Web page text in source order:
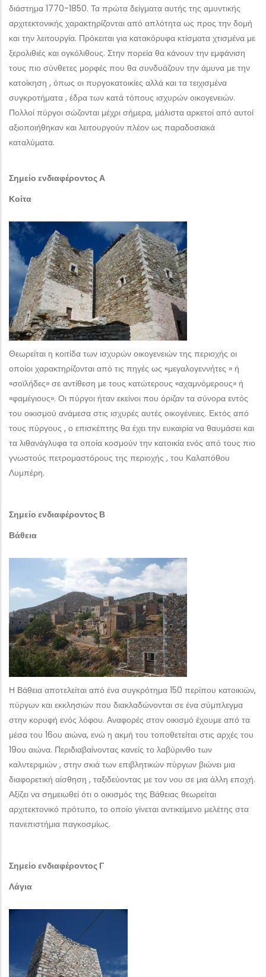
διάστημα 1770-1850. Τα πρώτα δείγματα αυτής της αμυντικής
αρχιτεκτονικής χαρακτηρίζονται από απλότητα ως προς την δομή
και την λειτουργία. Πρόκειται για κατακόρυφα κτίσματα χτισμένα με
ξερολιθιές και ογκόλιθους. Στην πορεία θα κάνουν την εμφάνιση
τους πιο σύνθετες μορφές που θα συνδυάζουν την άμυνα με την
κατοίκηση , όπως οι πυργοκατοικίες αλλά και τα τειχισμένα
συγκροτήματα , έδρα των κατά τόπους ισχυρών οικογενειών.
Πολλοί πύργοι σώζονται μέχρι σήμερα, μάλιστα αρκετοί από αυτοί
αξιοποιήθηκαν και λειτουργούν πλέον ως παραδοσιακά
καταλύματα.
Σημείο ενδιαφέροντος Α
Κοίτα
Θεωρείται η κοιτίδα των ισχυρών οικογενειών της περιοχής οι
οποίοι χαρακτηρίζονται από τις πηγές ως «μεγαλογεννήτες » ή
«σοϊλήδες» σε αντίθεση με τους κατώτερους «αχαμνόμερους» ή
«φαμέγιους». Οι πύργοι ήταν εκείνοι που όριζαν τα σύνορα εντός
του οικισμού ανάμεσα στις ισχυρές αυτές οικογένειες. Εκτός από
τους πύργους , ο επισκέπτης θα έχει την ευκαιρία να θαυμάσει και
τα λιθανάγλυφα τα οποία κοσμούν την κατοικία ενός από τους πιο
γνωστούς πετρομαστόρους της περιοχής , του Καλαπόθου
Λυμπέρη.
Σημείο ενδιαφέροντος Β
Βάθεια
Η Βάθεια αποτελείται από ένα συγκρότημα 150 περίπου κατοικιών,
πύργων και εκκλησιών που διακλαδώνονται σε ένα σύμπλεγμα
στην κορυφή ενός λόφου. Αναφορές στον οικισμό έχουμε από τα
μέσα του 16ου αιώνα, ενώ η ακμή του τοποθετείται στις αρχές του
19ου αιώνα. Περιδιαβαίνοντας κανείς το λαβύρινθο των
καλντεριμιών , στην σκιά των επιβλητικών πύργων βιώνει μια
διαφορετική αίσθηση , ταξιδεύοντας με τον νου σε μια άλλη εποχή.
Αξίζει να σημειωθεί ότι ο οικισμός της Βάθειας θεωρείται
αρχιτεκτονικό πρότυπο, το οποίο γίνεται αντικείμενο μελέτης στα
πανεπιστήμια παγκοσμίως.
Σημείο ενδιαφέροντος Γ
Λάγια